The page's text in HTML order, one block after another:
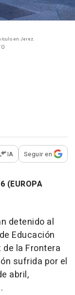
en Jerez.
opciones para
IA Seguir en
(EUROPA
detenido al
Educación
la Frontera
sufrida por el
abril,